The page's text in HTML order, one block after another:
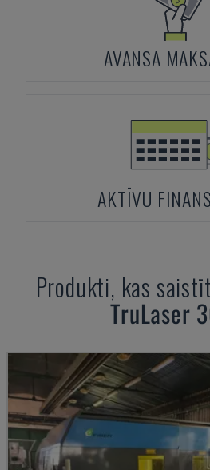
AVANSA
AKTĪVU
Produkti, kas
TruLaser